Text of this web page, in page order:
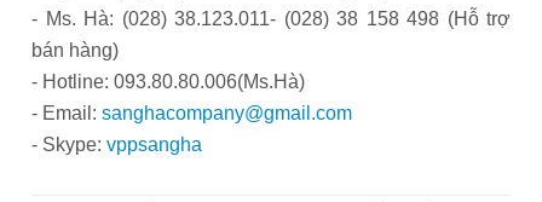
- Ms. Hà: (028) 38.123.011- (028) 38 158 498 (Hỗ trợ
bán hàng)
- Hotline: 093.80.80.006(Ms.Hà)
- Email: sanghacompany@gmail.com
- Skype: vppsangha